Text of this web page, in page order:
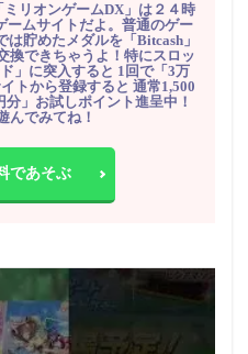
リオンゲームDX」は２４時
ームサイトだよ。普通のゲー
貯めたメダルを「Bitcash」
換できちゃうよ！特にスロッ
」に突入すると 1回で「3万
トから登録すると 通常1,500
」お試しポイント進呈中！
んでみてね！
であそぶ